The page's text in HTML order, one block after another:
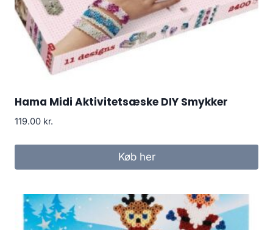
Hama Midi Aktivitetsæske DIY Smykker
119.00 kr.
Køb her